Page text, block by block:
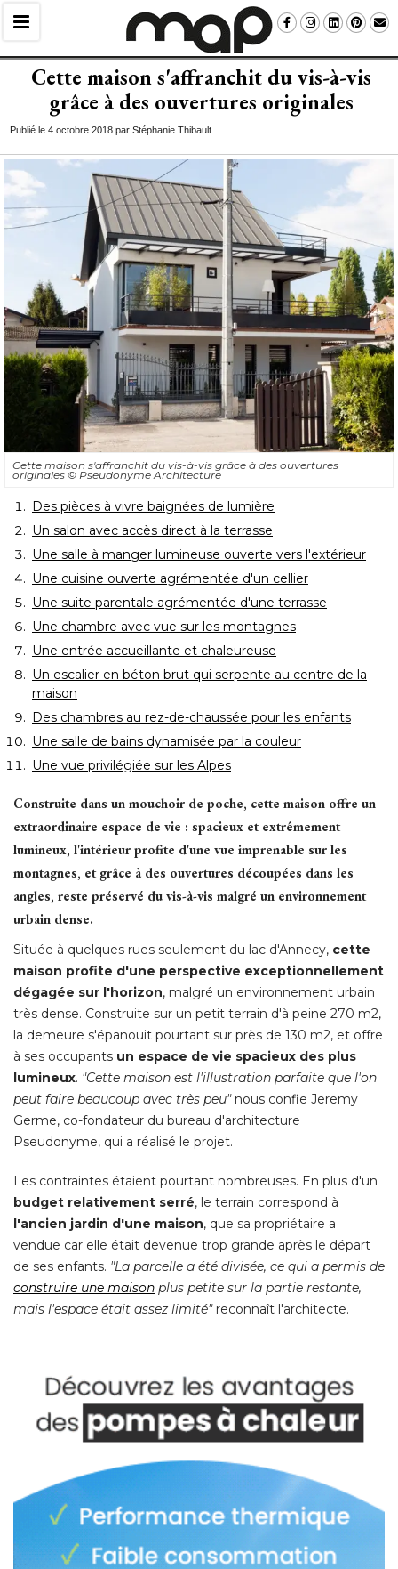
Cette maison s'affranchit du vis-à-vis
grâce à des ouvertures originales
Publié le 4 octobre 2018 par Stéphanie Thibault
Cette maison s'affranchit du vis-à-vis grâce à des ouvertures
originales © Pseudonyme Architecture
Des pièces à vivre baignées de lumière
Un salon avec accès direct à la terrasse
Une salle à manger lumineuse ouverte vers l'extérieur
Une cuisine ouverte agrémentée d'un cellier
Une suite parentale agrémentée d'une terrasse
Une chambre avec vue sur les montagnes
Une entrée accueillante et chaleureuse
Un escalier en béton brut qui serpente au centre de la
maison
Des chambres au rez-de-chaussée pour les enfants
Une salle de bains dynamisée par la couleur
Une vue privilégiée sur les Alpes
Construite dans un mouchoir de poche, cette maison offre un
extraordinaire espace de vie : spacieux et extrêmement
lumineux, l'intérieur profite d'une vue imprenable sur les
montagnes, et grâce à des ouvertures découpées dans les
angles, reste préservé du vis-à-vis malgré un environnement
urbain dense.
Située à quelques rues seulement du lac d'Annecy, cette
maison profite d'une perspective exceptionnellement
dégagée sur l'horizon, malgré un environnement urbain
très dense. Construite sur un petit terrain d'à peine 270 m2,
la demeure s'épanouit pourtant sur près de 130 m2, et offre
à ses occupants un espace de vie spacieux des plus
lumineux. "Cette maison est l'illustration parfaite que l'on
peut faire beaucoup avec très peu"nous confie Jeremy
Germe, co-fondateur du bureau d'architecture
Pseudonyme, qui a réalisé le projet.
Les contraintes étaient pourtant nombreuses. En plus d'un
budget relativement serré, le terrain correspond à
l'ancien jardin d'une maison, que sa propriétaire a
vendue car elle était devenue trop grande après le départ
de ses enfants. "La parcelle a été divisée, ce qui a permis de
construire une maison plus petite sur la partie restante,
mais l'espace était assez limité" reconnaît l'architecte.